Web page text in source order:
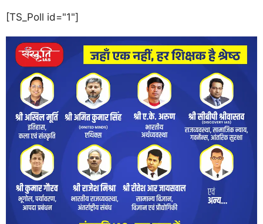
[TS_Poll id="1"]